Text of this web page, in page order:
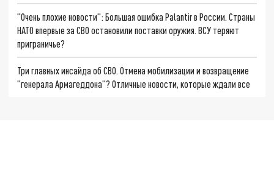
"Очень плохие новости": Большая ошибка Palantir в России. Страны
НАТО впервые за СВО остановили поставки оружия. ВСУ теряют
приграничье?
Три главных инсайда об СВО. Отмена мобилизации и возвращение
"генерала Армагеддона"? Отличные новости, которые ждали все